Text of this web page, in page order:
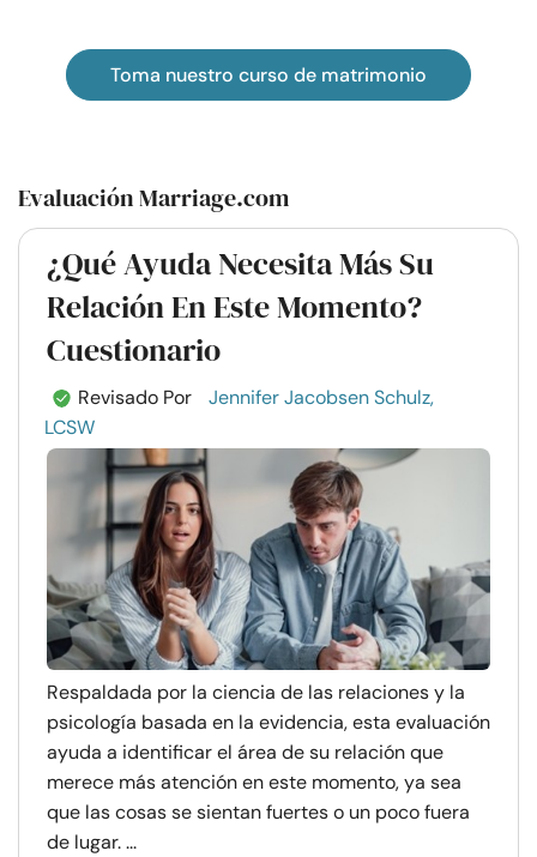
Toma nuestro curso de matrimonio
Evaluación Marriage.com
¿Qué Ayuda Necesita Más Su
Relación En Este Momento?
Cuestionario
Revisado Por
Jennifer Jacobsen Schulz,
LCSW
Respaldada por la ciencia de las relaciones y la
psicología basada en la evidencia, esta evaluación
ayuda a identificar el área de su relación que
merece más atención en este momento, ya sea
que las cosas se sientan fuertes o un poco fuera
de lugar. ...